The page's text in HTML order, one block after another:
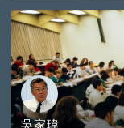
吳家瑋